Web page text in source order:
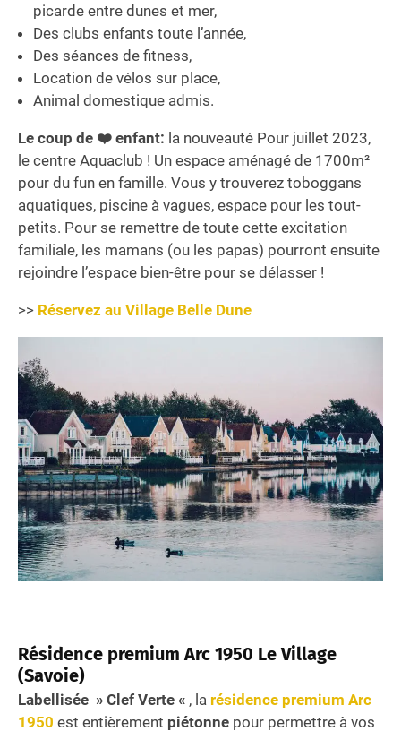
picarde entre dunes et mer,
Des clubs enfants toute l’année,
Des séances de fitness,
Location de vélos sur place,
Animal domestique admis.
Le coup de ❤️ enfant: la nouveauté Pour juillet 2023,
le centre Aquaclub ! Un espace aménagé de 1700m²
pour du fun en famille. Vous y trouverez toboggans
aquatiques, piscine à vagues, espace pour les tout-
petits. Pour se remettre de toute cette excitation
familiale, les mamans (ou les papas) pourront ensuite
rejoindre l’espace bien-être pour se délasser !
>> Réservez au Village Belle Dune
Résidence premium Arc 1950 Le Village
(Savoie)
Labellisée » Clef Verte « , la résidence premium Arc
1950 est entièrement piétonne pour permettre à vos